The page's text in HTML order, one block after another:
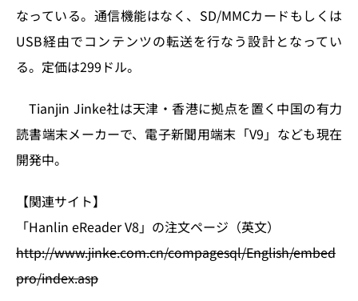
なっている。通信機能はなく、SD/MMCカードもしくは
USB経由でコンテンツの転送を行なう設計となってい
る。定価は299ドル。
Tianjin Jinke社は天津・香港に拠点を置く中国の有力
読書端末メーカーで、電子新聞用端末「V9」なども現在
開発中。
【関連サイト】
「Hanlin eReader V8」の注文ページ（英文）
http://www.jinke.com.cn/compagesql/English/embed
pro/index.asp